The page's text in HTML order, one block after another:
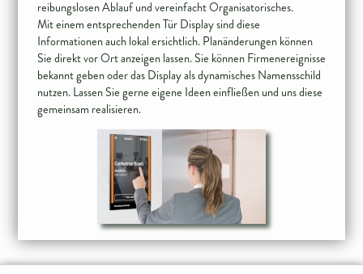
reibungslosen Ablauf und vereinfacht Organisatorisches.
Mit einem entsprechenden Tür Display sind diese
Informationen auch lokal ersichtlich. Planänderungen können
Sie direkt vor Ort anzeigen lassen. Sie können Firmenereignisse
bekannt geben oder das Display als dynamisches Namensschild
nutzen. Lassen Sie gerne eigene Ideen einfließen und uns diese
gemeinsam realisieren.